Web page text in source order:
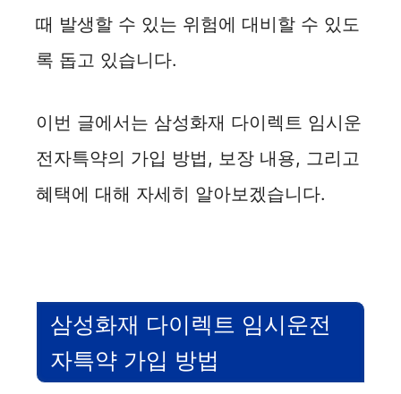
때 발생할 수 있는 위험에 대비할 수 있도
록 돕고 있습니다.
이번 글에서는 삼성화재 다이렉트 임시운
전자특약의 가입 방법, 보장 내용, 그리고
혜택에 대해 자세히 알아보겠습니다.
삼성화재 다이렉트 임시운전
자특약 가입 방법